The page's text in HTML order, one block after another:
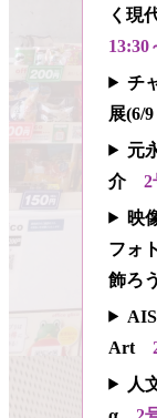
く現
13:30
チ
展(6/
元
介2
映
フォ
飾ろ
Art
人